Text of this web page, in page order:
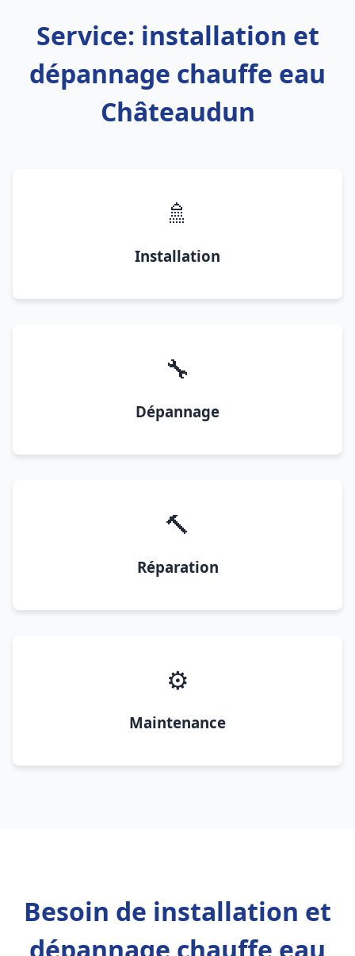
Service: installation et
dépannage chauffe eau
Châteaudun
🚿
Installation
🔧
Dépannage
🔨
Réparation
⚙️
Maintenance
Besoin de installation et